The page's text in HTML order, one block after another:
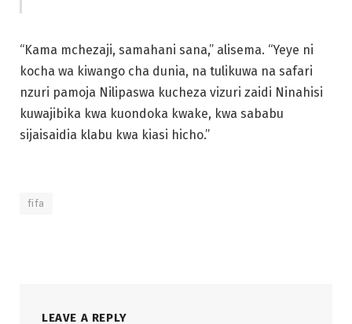
“Kama mchezaji, samahani sana,” alisema. “Yeye ni
kocha wa kiwango cha dunia, na tulikuwa na safari
nzuri pamoja Nilipaswa kucheza vizuri zaidi Ninahisi
kuwajibika kwa kuondoka kwake, kwa sababu
sijaisaidia klabu kwa kiasi hicho.”
fifa
LEAVE A REPLY